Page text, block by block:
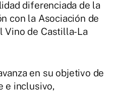
diferenciada de la
con la Asociación de
Vino de Castilla-La
en su objetivo de
e inclusivo,